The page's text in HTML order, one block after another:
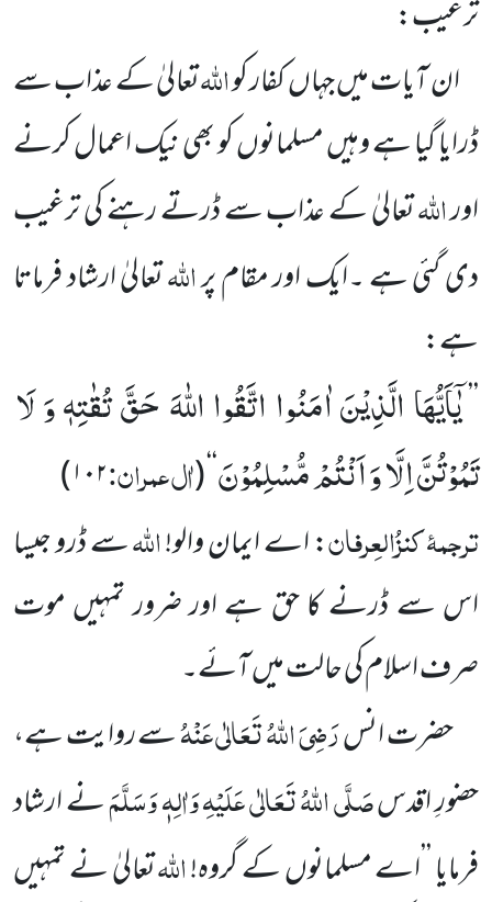
ترغیب:
ان آیات میں جہاں کفار کواللہتعالیٰ کے عذاب سے
ڈرایا گیا ہے وہیں مسلمانوں کو بھی نیک اعمال کرنے
اوراللہتعالیٰ کے عذاب سے ڈرتے رہنے کی ترغیب
دی گئی ہے ۔ایک اور مقام پراللہتعالیٰ ارشاد فرماتا
ہے:
’’یٰۤاَیُّهَا الَّذِیْنَ اٰمَنُوا اتَّقُوا اللّٰهَ حَقَّ تُقٰتِهٖ وَ لَا
تَمُوْتُنَّ اِلَّا وَ اَنْتُمْ مُّسْلِمُوْنَ‘‘
(اٰل عمران:۱۰۲)
ترجمۂکنزُالعِرفان:اے ایمان والو!اللہسے ڈرو جیسا
اس سے ڈرنے کا حق ہے اور ضرور تمہیں موت
صرف اسلام کی حالت میں آئے۔
حضرت انسرَضِیَ اللہُ تَعَالٰی عَنْہُسے روایت ہے،
حضورِ اقدسصَلَّی اللہُ تَعَالٰی عَلَیْہِ وَاٰلِہٖ وَسَلَّمَنے ارشاد
فرمایا ’’اے مسلمانوں کے گروہ!اللہتعالیٰ نے تمہیں